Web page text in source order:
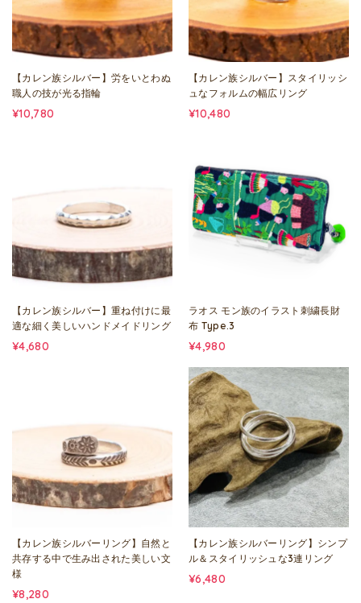
【カレン族シルバー】労をいとわぬ
職人の技が光る指輪
¥10,780
【カレン族シルバー】スタイリッシ
ュなフォルムの幅広リング
¥10,480
【カレン族シルバー】重ね付けに最
適な細く美しいハンドメイドリング
¥4,680
ラオス モン族のイラスト刺繍長財
布 Type.3
¥4,980
【カレン族シルバーリング】自然と
共存する中で生み出された美しい文
様
¥8,280
【カレン族シルバーリング】シンプ
ル＆スタイリッシュな3連リング
¥6,480